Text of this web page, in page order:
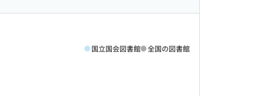
国立国会図書館 全国の図書館